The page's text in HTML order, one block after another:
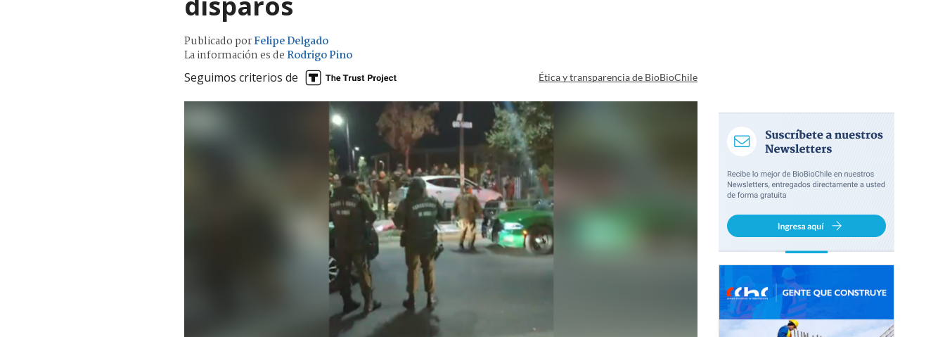
Publicado porFelipe Delgado
La información es deRodrigo Pino
Seguimos criterios de Ética y transparencia de BioBioChile